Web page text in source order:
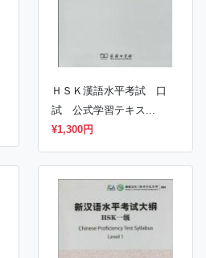
ＨＳＫ漢語水平考試 口
試 公式学習テキス...
¥1,300円